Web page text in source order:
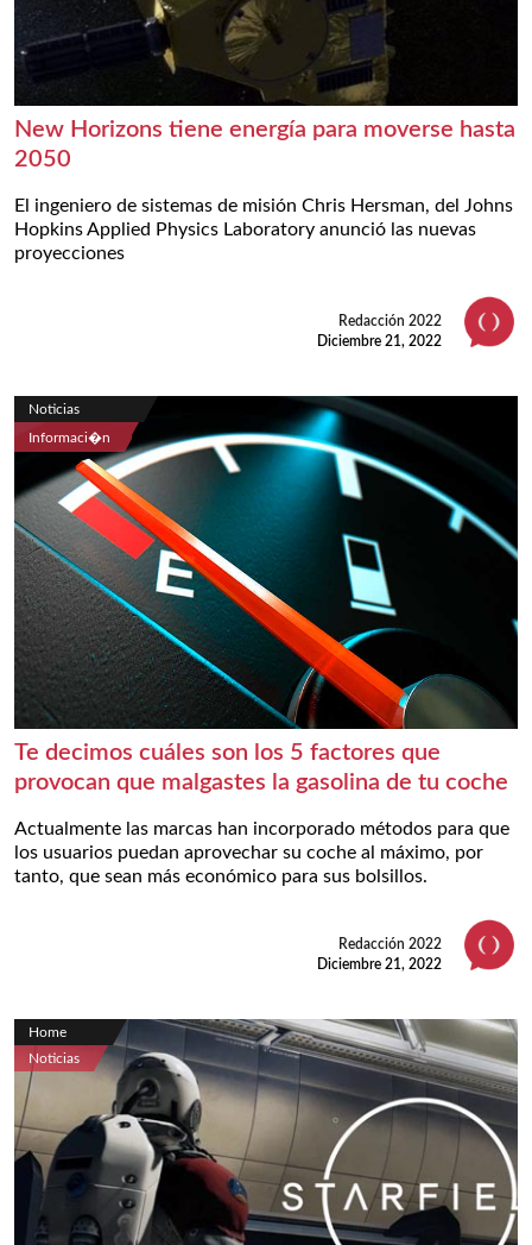
New Horizons tiene energía para moverse hasta
2050
El ingeniero de sistemas de misión Chris Hersman, del Johns
Hopkins Applied Physics Laboratory anunció las nuevas
proyecciones
Redacción 2022
Diciembre 21, 2022
Noticias
Informaci�n
Te decimos cuáles son los 5 factores que
provocan que malgastes la gasolina de tu coche
Actualmente las marcas han incorporado métodos para que
los usuarios puedan aprovechar su coche al máximo, por
tanto, que sean más económico para sus bolsillos.
Redacción 2022
Diciembre 21, 2022
Home
Noticias